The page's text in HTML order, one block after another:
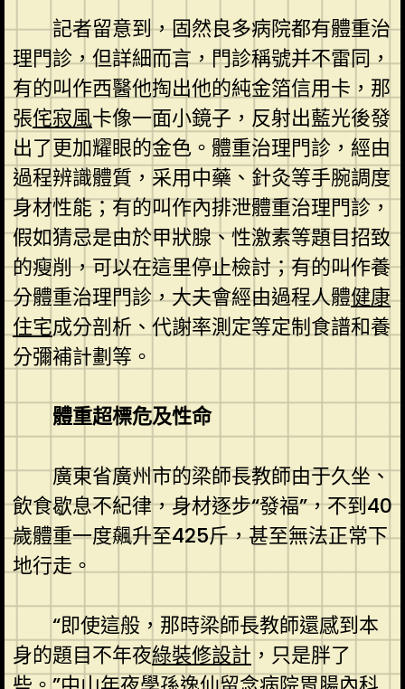
記者留意到，固然良多病院都有體重治
理門診，但詳細而言，門診稱號并不雷同，
有的叫作西醫他掏出他的純金箔信用卡，那
張侘寂風卡像一面小鏡子，反射出藍光後發
出了更加耀眼的金色。體重治理門診，經由
過程辨識體質，采用中藥、針灸等手腕調度
身材性能；有的叫作內排泄體重治理門診，
假如猜忌是由於甲狀腺、性激素等題目招致
的瘦削，可以在這里停止檢討；有的叫作養
分體重治理門診，大夫會經由過程人體健康
住宅成分剖析、代謝率測定等定制食譜和養
分彌補計劃等。
體重超標危及性命
廣東省廣州市的梁師長教師由于久坐、
飲食歇息不紀律，身材逐步“發福”，不到40
歲體重一度飆升至425斤，甚至無法正常下
地行走。
“即使這般，那時梁師長教師還感到本
身的題目不年夜綠裝修設計 ，只是胖了